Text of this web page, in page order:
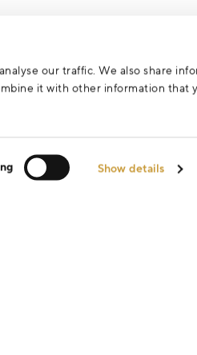
our traffic. We also share
it with other information that
Show details